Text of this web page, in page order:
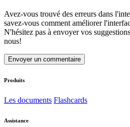
Avez-vous trouvé des erreurs dans
savez-vous comment améliorer
N'hésitez pas à envoyer vos
nous!
Envoyer un commentaire
Produits
Les documents Flashcards
Assistance